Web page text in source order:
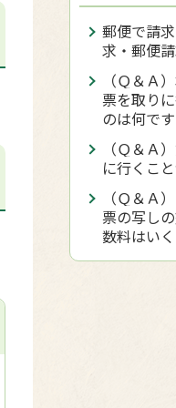
郵便で請
求・郵便請
（Ｑ＆Ａ
票を取り
のは何です
（Ｑ＆Ａ
に行くこ
（Ｑ＆Ａ
票の写し
数料はいく